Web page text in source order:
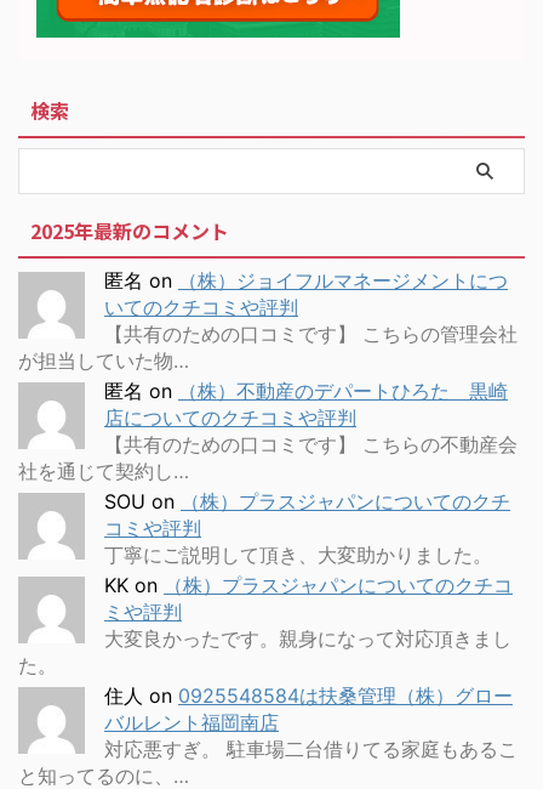
検索
2025年最新のコメント
匿名 on
（株）ジョイフルマネージメントにつ
いてのクチコミや評判
【共有のための口コミです】 こちらの管理会社
が担当していた物…
匿名 on
（株）不動産のデパートひろた 黒崎
店についてのクチコミや評判
【共有のための口コミです】 こちらの不動産会
社を通じて契約し…
SOU on
（株）プラスジャパンについてのクチ
コミや評判
丁寧にご説明して頂き、大変助かりました。
KK on
（株）プラスジャパンについてのクチコ
ミや評判
大変良かったです。親身になって対応頂きまし
た。
住人 on 0925548584は扶桑管理（株）グロー
バルレント福岡南店
対応悪すぎ。 駐車場二台借りてる家庭もあるこ
と知ってるのに、…